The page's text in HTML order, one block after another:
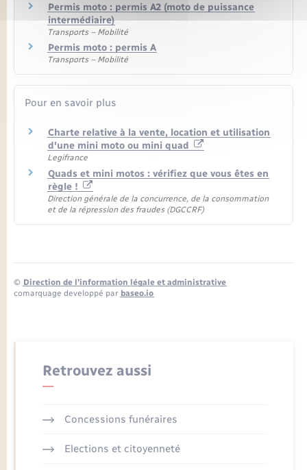
Permis moto : permis A2 (moto de puissance
intermédiaire)
Transports – Mobilité
Permis moto : permis A
Transports – Mobilité
Pour en savoir plus
Charte relative à la vente, location et utilisation
d'une mini moto ou mini quad
Legifrance
Quads et mini motos : vérifiez que vous êtes en
règle !
Direction générale de la concurrence, de la consommation
et de la répression des fraudes (DGCCRF)
© Direction de l’information légale et administrative
comarquage developpé par baseo.io
Retrouvez aussi
Concessions funéraires
Elections et citoyenneté